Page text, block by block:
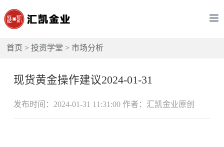
首页 >投资学堂 >市场分析
现货黄金操作建议2024-01-31
发布时间：2024-01-31 11:31:00 作者：汇凯金业原创